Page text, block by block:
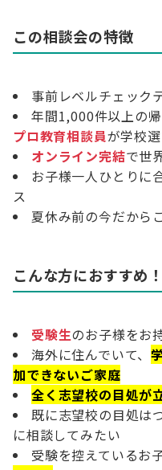
この相談会の特徴
事前レベルチェック
年間1,000件以上の
プロ教育相談員が学校
オンライン完結で世
お子様一人ひとりに
ス
夏休み前の今だから
こんな方におすすめ！
受験生のお子様をお
海外に住んでいて、
加できないご家庭
全く志望校の目処が
既に志望校の目処は
に相談してみたい
受験を控えているお